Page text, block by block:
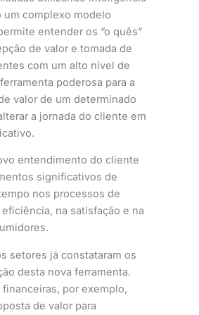
complexo modelo
entender os “o quês”
de valor e tomada de
com um alto nível de
poderosa para a
valor de um determinado
a jornada do cliente em
entendimento do cliente
significativos de
nos processos de
na satisfação e na
setores já constataram os
desta nova ferramenta.
por exemplo,
de valor para